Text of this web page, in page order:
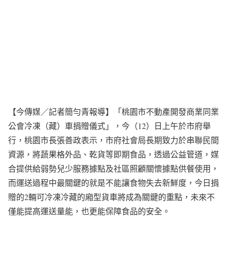
【今傳媒／記者簡勻青報導】「桃園市不動產開發商業同業
公會冷凍（藏）車捐贈儀式」，今（12）日上午於市府舉
行，桃園市長張善政表示，市府社會局長期致力於串聯民間
資源，將蔬果格外品、乾貨等即期食品，透過公益管道，媒
合提供給弱勢兒少服務據點及社區照顧關懷據點供餐使用，
而運送過程中最關鍵的就是不能讓食物失去新鮮度，今日捐
贈的2輛可冷凍冷藏的廂型貨車將成為關鍵的重點，未來不
僅能提高運送量能，也更能保障食品的安全。